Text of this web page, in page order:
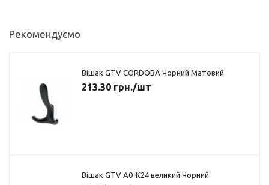
Рекомендуємо
Вішак GTV CORDOBA Чорний Матовий
213.30 грн./шт
Вішак GTV A0-K24 великий Чорний